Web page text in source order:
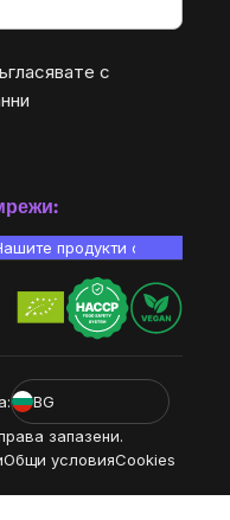
с
продукти са
BG
запазени.
Общи условияCookies